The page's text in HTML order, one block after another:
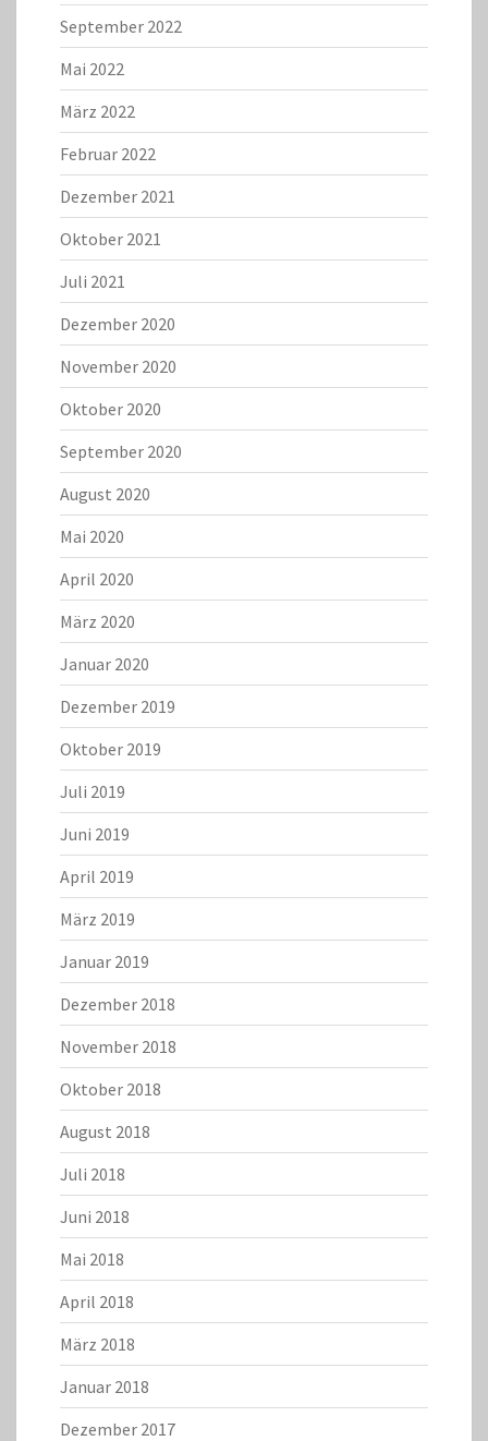
September 2022
Mai 2022
März 2022
Februar 2022
Dezember 2021
Oktober 2021
Juli 2021
Dezember 2020
November 2020
Oktober 2020
September 2020
August 2020
Mai 2020
April 2020
März 2020
Januar 2020
Dezember 2019
Oktober 2019
Juli 2019
Juni 2019
April 2019
März 2019
Januar 2019
Dezember 2018
November 2018
Oktober 2018
August 2018
Juli 2018
Juni 2018
Mai 2018
April 2018
März 2018
Januar 2018
Dezember 2017